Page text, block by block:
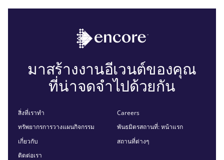
มาสร้างงานอีเวนต์ของคุณ
ที่น่าจดจำไปด้วยกัน
สิ่งที่เราทำ
ทรัพยากรการวางแผนกิจกรรม
เกี่ยวกับ
ติดต่อเรา
Careers
พันธมิตรสถานที่: หน้าแรก
สถานที่ต่างๆ